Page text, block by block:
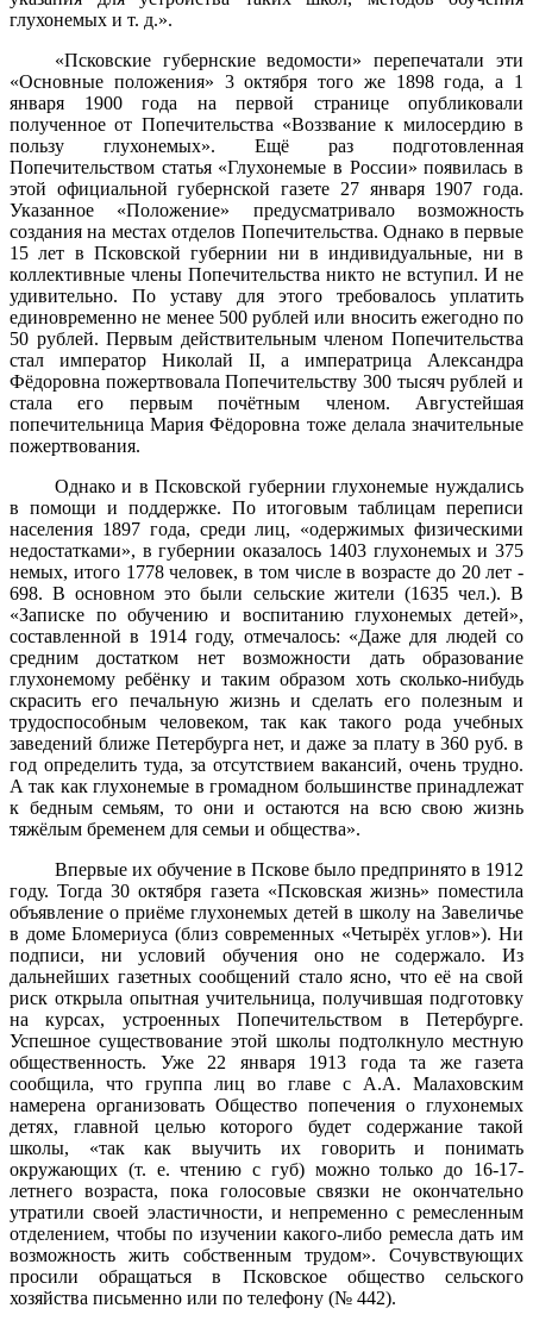
глухонемых и т. д.».
«Псковские губернские ведомости» перепечатали эти
«Основные положения» 3 октября того же 1898 года, а 1
января 1900 года на первой странице опубликовали
полученное от Попечительства «Воз­звание к милосердию в
пользу глухонемых». Ещё раз подготовленная
Попечительством статья «Глухонемые в России» появилась в
этой официальной губернской газете 27 января 1907 года.
Указанное «По­ложение» предусматривало возможность
создания на местах отделов Попечительства. Однако в первые
15 лет в Псковской губернии ни в индивидуальные, ни в
коллективные члены Попечительства ни­кто не вступил. И не
удивительно. По уставу для этого требовалось уплатить
единовременно не менее 500 рублей или вносить ежегод­но по
50 рублей. Первым действительным членом Попечительства
стал император Николай II, а императрица Александра
Фёдоровна пожертвовала Попечительству 300 тысяч рублей и
стала его первым почётным членом. Августейшая
попечительница Мария Фёдоровна тоже делала значительные
пожертвования.
Однако и в Псковской губернии глухонемые нуждались
в помощи и поддержке. По итоговым таблицам переписи
населения 1897 года, среди лиц, «одержимых физическими
недостатками», в губернии ока­залось 1403 глухонемых и 375
немых, итого 1778 человек, в том числе в возрасте до 20 лет -
698. В основном это были сельские жители (1635 чел.). В
«Записке по обучению и воспитанию глухонемых детей»,
составленной в 1914 году, отмечалось: «Даже для людей со
средним достатком нет возможности дать образование
глухонемому ребёнку и таким образом хоть сколько-нибудь
скрасить его печальную жизнь и сделать его полезным и
трудоспособным человеком, так как такого рода учебных
заведений ближе Петербурга нет, и даже за плату в 360 руб. в
год определить туда, за отсутствием вакансий, очень трудно.
А так как глухонемые в громадном большинстве принадлежат
к бедным семьям, то они и остаются на всю свою жизнь
тяжёлым бременем для семьи и общества».
Впервые их обучение в Пскове было предпринято в 1912
году. Тогда 30 октября газета «Псковская жизнь» поместила
объявление о приёме глухонемых детей в школу на Завеличье
в доме Бломериуса (близ современных «Четырёх углов»). Ни
подписи, ни условий обучения оно не содержало. Из
дальнейших газетных сообщений стало ясно, что её на свой
риск открыла опытная учительница, получившая подготовку
на курсах, устроенных Попечительством в Петербурге.
Успешное существование этой школы подтолкнуло местную
обще­ственность. Уже 22 января 1913 года та же газета
сообщила, что группа лиц во главе с А.А. Малаховским
намерена организовать Общество попечения о глухонемых
детях, главной целью которого будет содержание такой
школы, «так как выучить их говорить и пони­мать
окружающих (т. е. чтению с губ) можно только до 16-17-
летнего возраста, пока голосовые связки не окончательно
утратили своей эластичности, и непременно с ремесленным
отделением, чтобы по изучении какого-либо ремесла дать им
возможность жить собственным трудом». Сочувствующих
просили обращаться в Псковское общество сельского
хозяйства письменно или по телефону (№ 442).